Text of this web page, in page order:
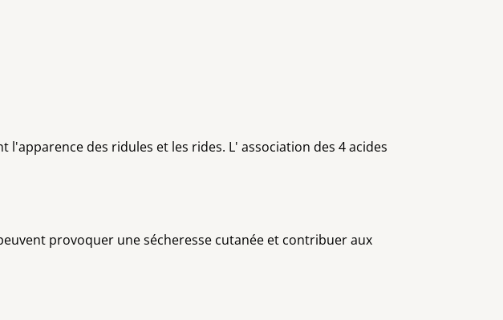
des ridules et les rides. L' association des 4 acides
provoquer une sécheresse cutanée et contribuer aux